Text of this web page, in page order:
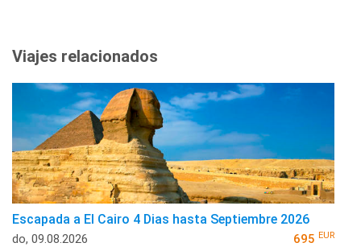
Viajes relacionados
Escapada a El Cairo 4 Dias hasta Septiembre 2026
do, 09.08.2026 695 EUR